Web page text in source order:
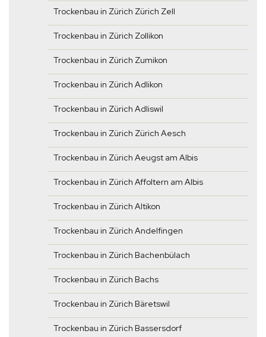
Trockenbau in Zürich Zürich Zell
Trockenbau in Zürich Zollikon
Trockenbau in Zürich Zumikon
Trockenbau in Zürich Adlikon
Trockenbau in Zürich Adliswil
Trockenbau in Zürich Zürich Aesch
Trockenbau in Zürich Aeugst am Albis
Trockenbau in Zürich Affoltern am Albis
Trockenbau in Zürich Altikon
Trockenbau in Zürich Andelfingen
Trockenbau in Zürich Bachenbülach
Trockenbau in Zürich Bachs
Trockenbau in Zürich Bäretswil
Trockenbau in Zürich Bassersdorf